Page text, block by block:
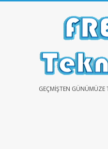
FREEGEÇMIŞTEN GÜNÜMÜZE